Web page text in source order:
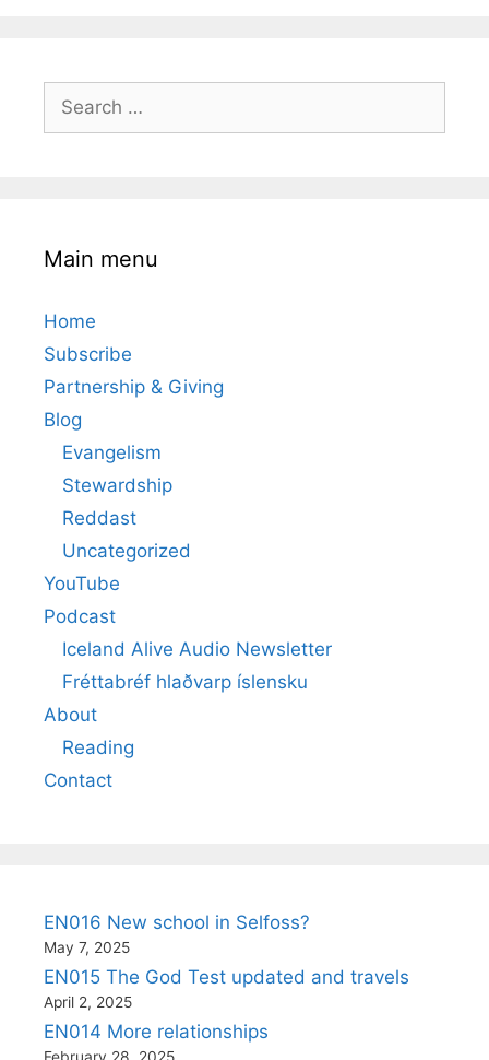
for:
Main menu
Home
Subscribe
Partnership & Giving
Blog
Evangelism
Stewardship
Reddast
Uncategorized
YouTube
Podcast
Iceland Alive Audio Newsletter
Fréttabréf hlaðvarp íslensku
About
Reading
Contact
EN016 New school in Selfoss?
May 7, 2025
EN015 The God Test updated and travels
April 2, 2025
EN014 More relationships
February 28, 2025